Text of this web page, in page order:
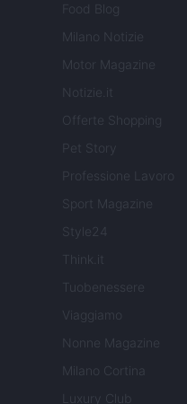
Food Blog
Milano Notizie
Motor Magazine
Notizie.it
Offerte Shopping
Pet Story
Professione Lavoro
Sport Magazine
Style24
Think.it
Tuobenessere
Viaggiamo
Nonne Magazine
Milano Cortina
Luxury Club